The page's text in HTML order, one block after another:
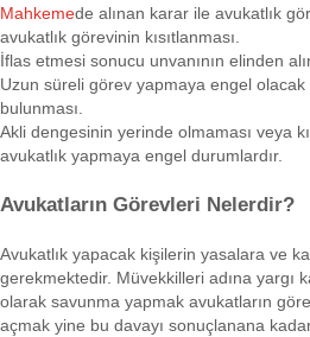
Mahkemede alınan karar ile avukatlık
avukatlık görevinin kısıtlanması.
İflas etmesi sonucu unvanının elinden
Uzun süreli görev yapmaya engel
bulunması.
Akli dengesinin yerinde olmaması veya
avukatlık yapmaya engel durumlardır.
Avukatların Görevleri Nelerdir?
Avukatlık yapacak kişilerin yasalara ve
gerekmektedir. Müvekkilleri adına yargı
olarak savunma yapmak avukatların
açmak yine bu davayı sonuçlanana